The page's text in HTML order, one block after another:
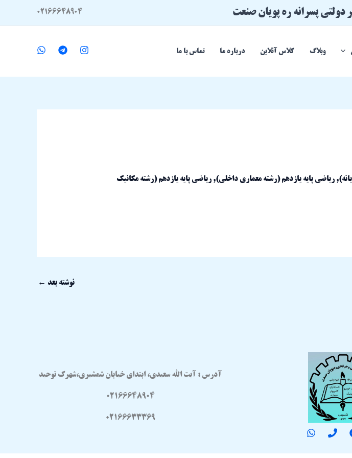
دولتی پسرانه ره پویان صنعت 02166648904
وبلاگ کلاس آنلاین درباره ما تماس با ما
, ریاضی پایه یازدهم (رشته معماری داخلی), ریاضی پایه یازدهم (رشته مکانیک
نوشته بعد ←
آدرس : آیت الله سعیدی، ابتدای خیابان شمشیری،شهرک توحید
02166648904
02166633369